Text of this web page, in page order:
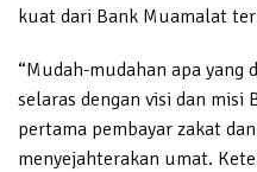
kuat dari Bank Muamalat
“Mudah-mudahan apa
selaras dengan visi dan misi
pertama pembayar zakat
menyejahterakan umat.